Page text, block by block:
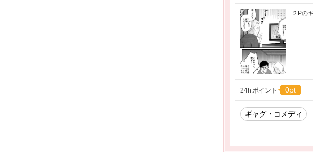
２Pの
24h.ポイント 0pt
ギャグ・コメディ